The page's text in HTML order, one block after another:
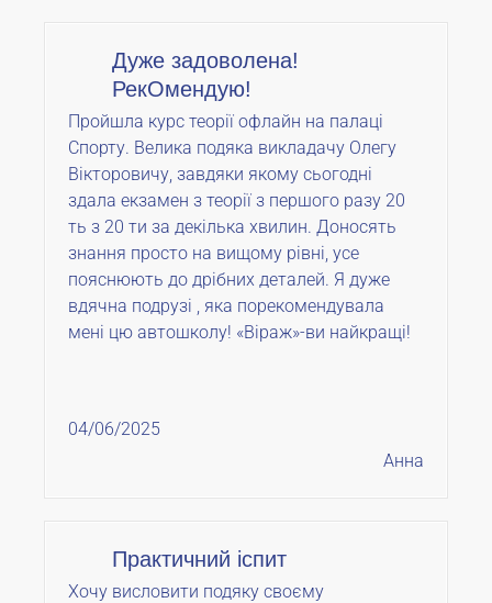
Дуже задоволена!
РекОмендую!
Пройшла курс теорії офлайн на палаці
Спорту. Велика подяка викладачу Олегу
Вікторовичу, завдяки якому сьогодні
здала екзамен з теорії з першого разу 20
ть з 20 ти за декілька хвилин. Доносять
знання просто на вищому рівні, усе
пояснюють до дрібних деталей. Я дуже
вдячна подрузі , яка порекомендувала
мені цю автошколу! «Віраж»-ви найкращі!
04/06/2025
Анна
Практичний іспит
Хочу висловити подяку своєму